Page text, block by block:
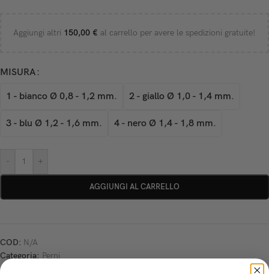
Aggiungi altri 150,00 € al carrello per avere le spedizioni gratuite!
MISURA
1 - bianco Ø 0,8 - 1,2 mm. 2 - giallo Ø 1,0 - 1,4 mm.
3 - blu Ø 1,2 - 1,6 mm. 4 - nero Ø 1,4 - 1,8 mm.
- +
AGGIUNGI AL CARRELLO
COD: N/A
Categoria: Perni